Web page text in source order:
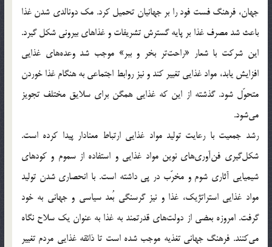
جهان، فرهنگ فست فود را بر جهانیان تحمیل کرد. مک دونالدی شدن غذا
باعث شد مصرف غذا بر پایه گسترش تشریفات و غذاهای بیرونی شکل گیرد.
این شرکت با شعار «راحت‌تر بخر و ببر» موجب شد وعده‌های غذایی
افزایش یابد، مواد غذایی تغییر کند و نیز روابط اجتماعی به هنگام غذا خوردن
متحوّل شود. گذشته از این که غذایی همگن برای سلایق مختلف تجویز
می‌شود.
رشد جمعیت با رعایت تولید مواد غذایی ارتباط معنادار پیدا کرده است.
شکل‌گیری فن‌آوری‌های نوین مواد غذایی و استفاده از سموم و کودهای
شیمیایی آثاری شوم و مخرّب در پی داشته است. با انحصاری شدن تولید
مواد غذایی استراتژیک، غذا و نیز گرسنگی بُعد سیاسی و جهانی به خود
گرفت. امروزه بعضی از دولت‌های قدرتمند به غذا به عنوان یک سلاح نگاه
می‌کنند. فرهنگ جهانی تغذیه موجب شده است تا ذائقه غذایی مردم تغییر